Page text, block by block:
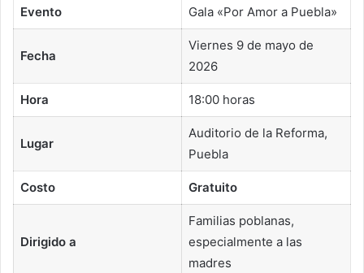
Evento Gala «Por Amor a Puebla»
Fecha
Viernes 9 de mayo de
2026
Hora 18:00 horas
Lugar
Auditorio de la Reforma,
Puebla
Costo Gratuito
Dirigido a
Familias poblanas,
especialmente a las
madres